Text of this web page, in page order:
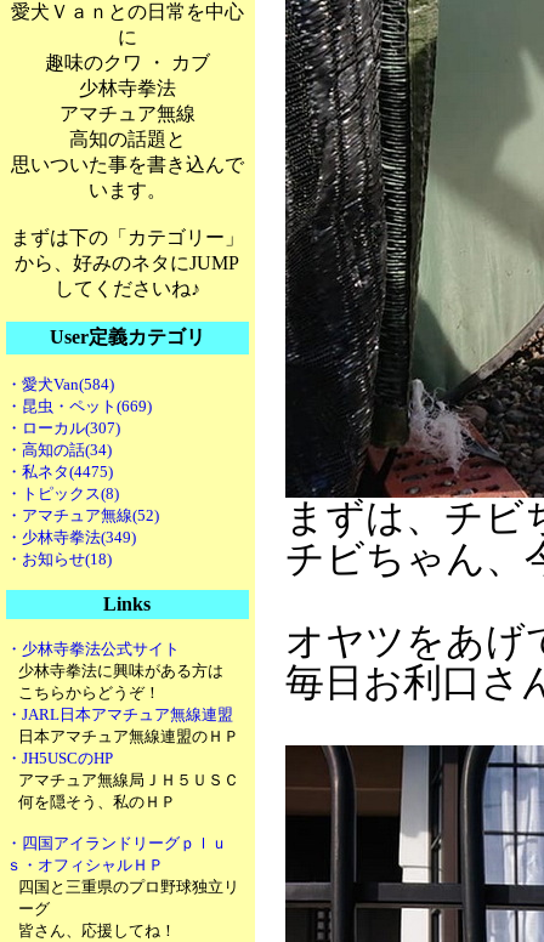
愛犬Ｖａｎとの日常を中心
に
趣味のクワ ・ カブ
少林寺拳法
アマチュア無線
高知の話題と
思いついた事を書き込んで
います。
まずは下の「カテゴリー」
から、好みのネタにJUMP
してくださいね♪
User定義カテゴリ
・愛犬Van(584)
・昆虫・ペット(669)
・ローカル(307)
・高知の話(34)
・私ネタ(4475)
・トピックス(8)
・アマチュア無線(52)
・少林寺拳法(349)
・お知らせ(18)
Links
・少林寺拳法公式サイト
少林寺拳法に興味がある方は
こちらからどうぞ！
・JARL日本アマチュア無線連盟
日本アマチュア無線連盟のＨＰ
・JH5USCのHP
アマチュア無線局ＪＨ５ＵＳＣ
何を隠そう、私のＨＰ
・四国アイランドリーグｐｌｕ
ｓ・オフィシャルＨＰ
四国と三重県のプロ野球独立リ
ーグ
皆さん、応援してね！
まずは、チビ
チビちゃん、
オヤツをあげ
毎日お利口さ